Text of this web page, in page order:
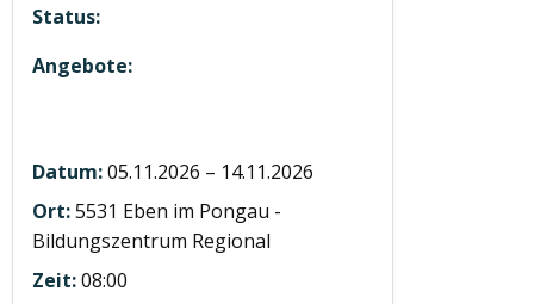
05.11.2026 – 14.11.2026
5531 Eben im Pongau -
Bildungszentrum Regional
08:00